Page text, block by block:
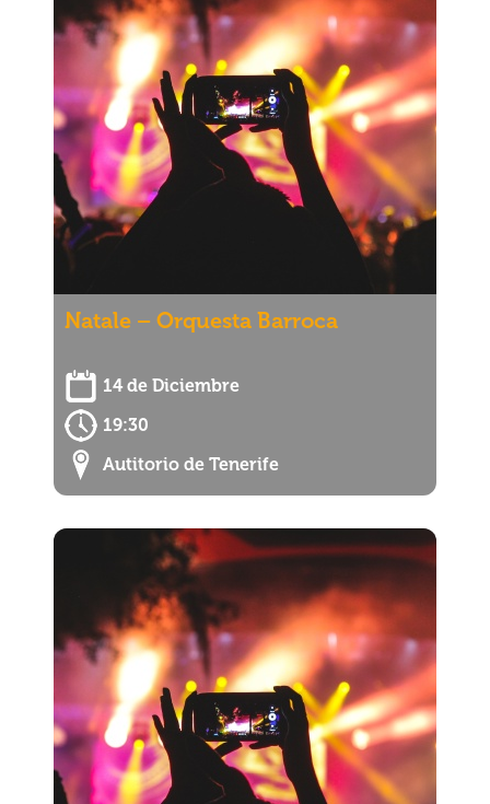
Natale – Orquesta Barroca
14 de Diciembre
19:30
Autitorio de Tenerife